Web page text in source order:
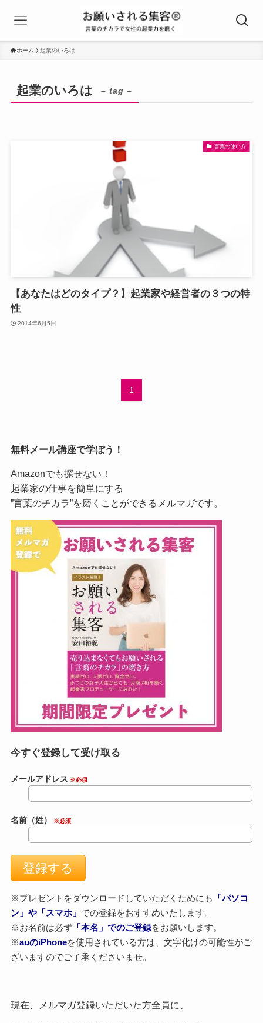
ホーム 起業のいろは
起業のいろは – tag –
言葉の使い方
【あなたはどのタイプ？】起業家や経営者の３つの特
性
2014年6月5日
1
無料メール講座で学ぼう！
Amazonでも探せない！
起業家の仕事を簡単にする
”言葉のチカラ”を磨くことができるメルマガです。
今すぐ登録して受け取る
メールアドレス ※必須
名前（姓） ※必須
※プレゼントをダウンロードしていただくためにも
「パソコ
ン」や「スマホ」 での登録をおすすめいたします。
※お名前は必ず「本名」でのご登録をお願いします。
※auのiPhoneを使用されている方は、文字化けの可能性がご
ざいますのでご了承くださいませ。
現在、メルマガ登録いただいた方全員に、